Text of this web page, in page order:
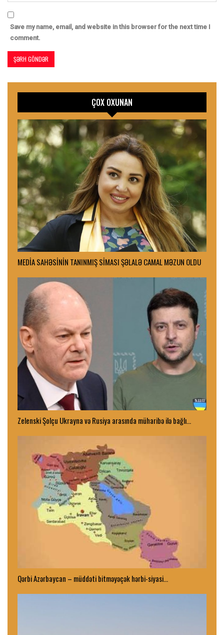
Save my name, email, and website in this browser for the next time I
comment.
ÇOX OXUNAN
MEDİA SAHƏSİNİN TANINMIŞ SİMASI ŞƏLALƏ CAMAL MƏZUN OLDU
Zelenski Şolçu Ukrayna və Rusiya arasında müharibə ilə bağlı…
Qərbi Azərbaycan – müddəti bitməyəçək hərbi-siyasi…